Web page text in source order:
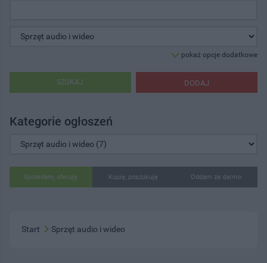
pokaż opcje dodatkowe
DODAJ
SZUKAJ
Kategorie ogłoszeń
Sprzedam, oferuję Kupię, poszukuję Oddam za darmo
Start Sprzęt audio i wideo